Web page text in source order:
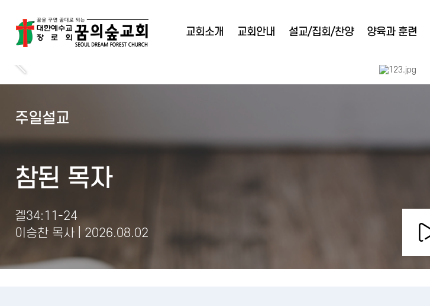
교회소개 교회안내 설교/집회/찬양 양육과 훈련
주일설교
참된 목자
겔34:11-24
이승찬 목사
2026.08.02